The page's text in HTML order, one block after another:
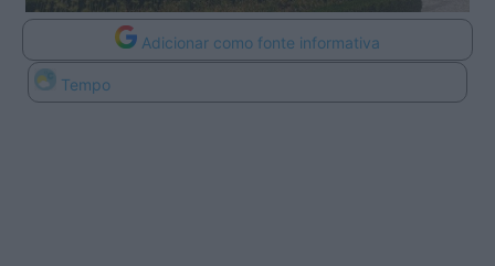
Adicionar como fonte informativa
Tempo